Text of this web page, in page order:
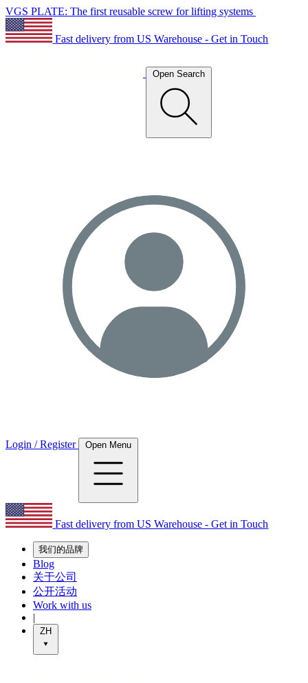
VGS PLATE: The first reusable screw for lifting systems
Fast delivery from US Warehouse - Get in Touch
Open Search
Login / Register Open Menu
Fast delivery from US Warehouse - Get in Touch
我们的品牌
Blog
关于公司
公开活动
Work with us
|
ZH